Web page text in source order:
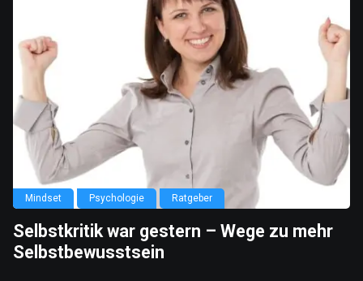
Mindset Psychologie Ratgeber
Selbstkritik war gestern – Wege zu mehr
Selbstbewusstsein